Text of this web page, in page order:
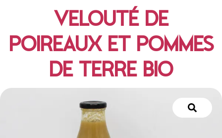
VELOUTÉ DE
POIREAUX ET POMMES
DE TERRE BIO